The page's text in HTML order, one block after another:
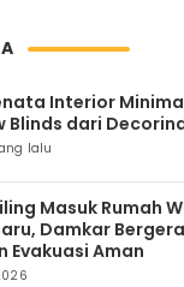
Interior
Blinds dari
lalu
Masuk Rumah
Damkar
Evakuasi Aman